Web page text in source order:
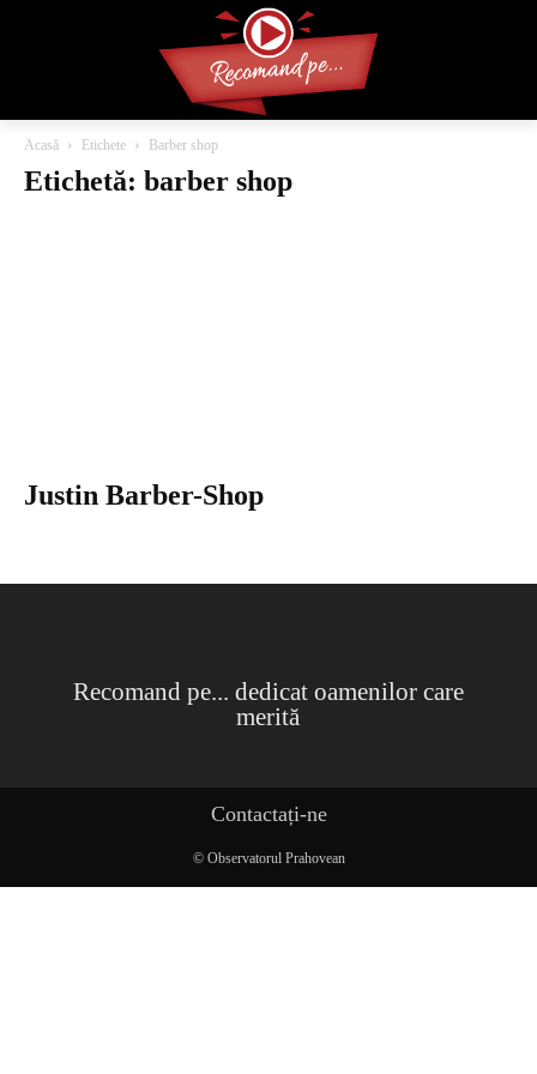
Acasă Etichete Barber shop
Etichetă: barber shop
Justin Barber-Shop
Recomand pe... dedicat oamenilor care
merită
Contactați-ne
© Observatorul Prahovean